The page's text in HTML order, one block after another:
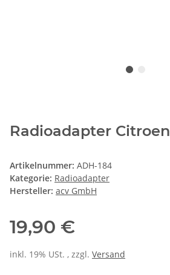
Radioadapter Citroen
Artikelnummer: ADH-184
Kategorie: Radioadapter
Hersteller: acv GmbH
19,90 €
inkl. 19% USt. , zzgl. Versand